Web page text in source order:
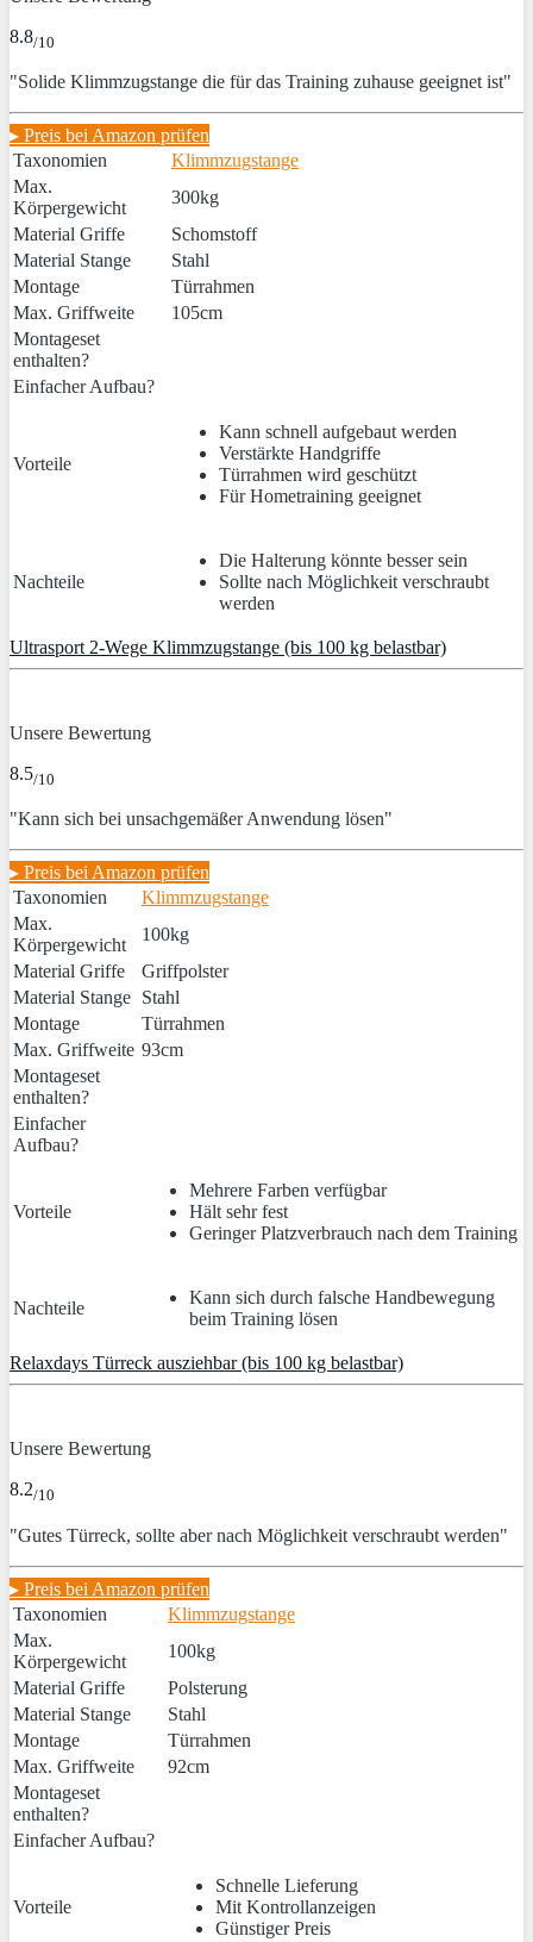
8.8/10
"Solide Klimmzugstange die für das Training zuhause geeignet ist"
▸ Preis bei Amazon prüfen
Taxonomien
Klimmzugstange
Max.
Körpergewicht
300kg
Material Griffe
Schomstoff
Material Stange
Stahl
Montage
Türrahmen
Max. Griffweite
105cm
Montageset
enthalten?
Einfacher Aufbau?
Vorteile
Kann schnell aufgebaut werden
Verstärkte Handgriffe
Türrahmen wird geschützt
Für Hometraining geeignet
Nachteile
Die Halterung könnte besser sein
Sollte nach Möglichkeit verschraubt
werden
Ultrasport 2-Wege Klimmzugstange (bis 100 kg belastbar)
Unsere Bewertung
8.5/10
"Kann sich bei unsachgemäßer Anwendung lösen"
▸ Preis bei Amazon prüfen
Taxonomien
Klimmzugstange
Max.
Körpergewicht
100kg
Material Griffe
Griffpolster
Material Stange Stahl
Montage
Türrahmen
Max. Griffweite 93cm
Montageset
enthalten?
Einfacher
Aufbau?
Vorteile
Mehrere Farben verfügbar
Hält sehr fest
Geringer Platzverbrauch nach dem Training
Nachteile
Kann sich durch falsche Handbewegung
beim Training lösen
Relaxdays Türreck ausziehbar (bis 100 kg belastbar)
Unsere Bewertung
8.2/10
"Gutes Türreck, sollte aber nach Möglichkeit verschraubt werden"
▸ Preis bei Amazon prüfen
Taxonomien
Klimmzugstange
Max.
Körpergewicht
100kg
Material Griffe
Polsterung
Material Stange
Stahl
Montage
Türrahmen
Max. Griffweite
92cm
Montageset
enthalten?
Einfacher Aufbau?
Vorteile
Schnelle Lieferung
Mit Kontrollanzeigen
Günstiger Preis